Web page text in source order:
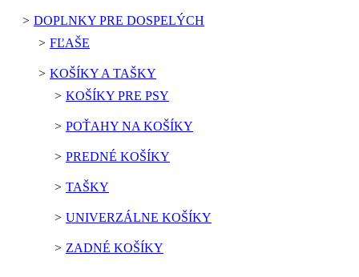
DOPLNKY PRE DOSPELÝCH
FĽAŠE
KOŠÍKY A TAŠKY
KOŠÍKY PRE PSY
POŤAHY NA KOŠÍKY
PREDNÉ KOŠÍKY
TAŠKY
UNIVERZÁLNE KOŠÍKY
ZADNÉ KOŠÍKY